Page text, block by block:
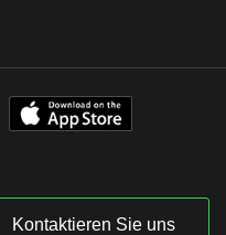
Kontaktieren Sie uns